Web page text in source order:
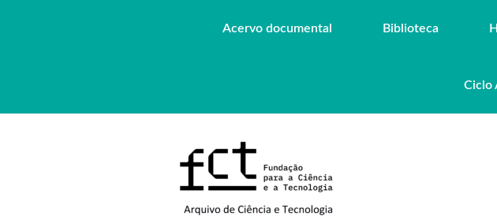
Acervo documental Biblioteca
Ciclo